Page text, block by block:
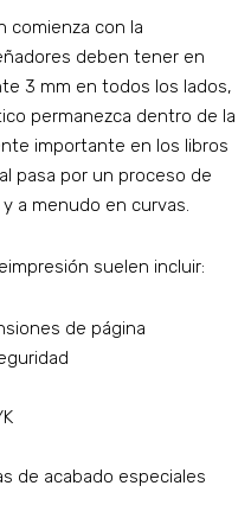
comienza con la
deben tener en
3 mm en todos los lados,
permanezca dentro de la
importante en los libros
pasa por un proceso de
a menudo en curvas.
suelen incluir:
de página
de acabado especiales